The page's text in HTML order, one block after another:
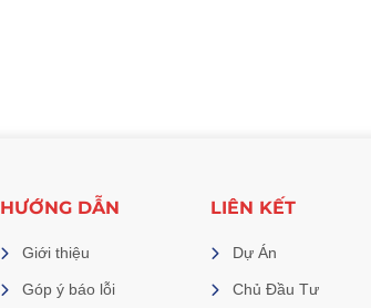
HƯỚNG DẪN
Giới thiệu
Góp ý báo lỗi
LIÊN KẾT
Dự Án
Chủ Đầu Tư